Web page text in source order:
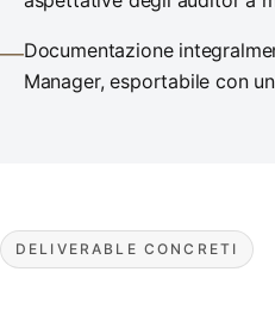
—Documentazione
Manager, esportabile con
DELIVERABLE CONCRETI